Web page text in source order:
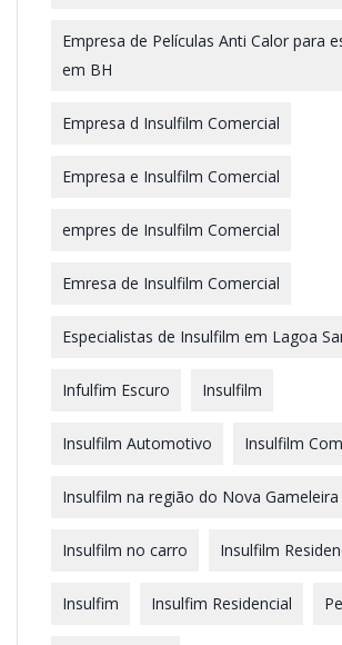
Empresa de Películas Anti Calor para
em BH
Empresa d Insulfilm Comercial
Empresa e Insulfilm Comercial
empres de Insulfilm Comercial
Emresa de Insulfilm Comercial
Especialistas de Insulfilm em Lagoa
Infulfim Escuro Insulfilm
Insulfilm Automotivo Insulfilm
Insulfilm na região do Nova Gameleira
Insulfilm no carro Insulfilm
Insulfim Insulfim Residencial